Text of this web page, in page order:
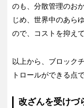
のも、分散管理のお
じめ、世界中のあら
ので、コストを抑え
以上から、ブロック
トロールができる点
改ざんを受けづ